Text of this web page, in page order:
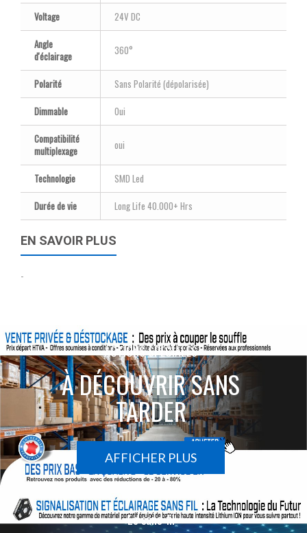
Voltage
24V DC
Angle
d'éclairage
360°
Polarité
Sans Polarité (dépolarisée)
Dimmable
Oui
Compatibilité
multiplexage
oui
Technologie
SMD Led
Durée de vie
Long Life 40.000+ Hrs
EN SAVOIR PLUS
-
ACTIONS SPÉCIALES
À DÉCOUVRIR SANS
TARDER
AFFICHER PLUS
Le sans-fil